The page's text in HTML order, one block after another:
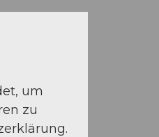
um
zu